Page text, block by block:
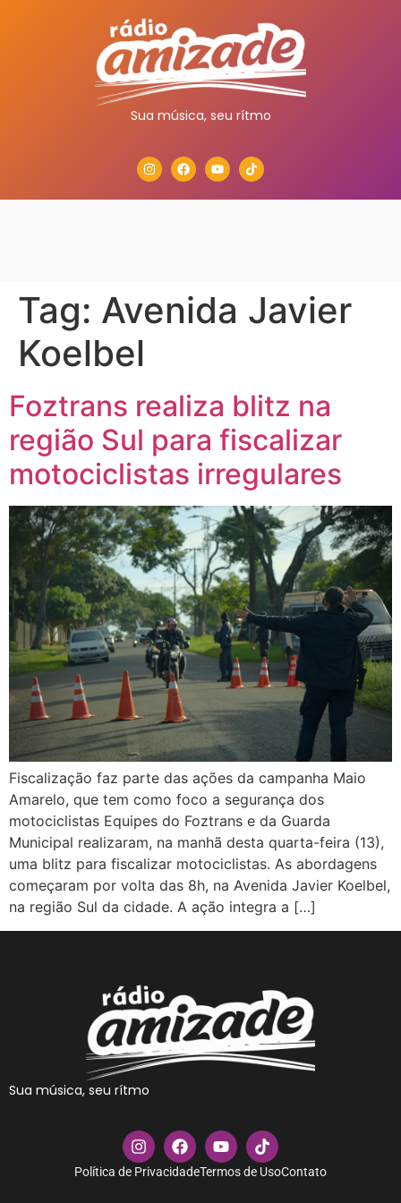
Sua música, seu rítmo
Tag: Avenida Javier
Koelbel
Foztrans realiza blitz na
região Sul para fiscalizar
motociclistas irregulares
Fiscalização faz parte das ações da campanha Maio
Amarelo, que tem como foco a segurança dos
motociclistas Equipes do Foztrans e da Guarda
Municipal realizaram, na manhã desta quarta-feira (13),
uma blitz para fiscalizar motociclistas. As abordagens
começaram por volta das 8h, na Avenida Javier Koelbel,
na região Sul da cidade. A ação integra a […]
Sua música, seu rítmo
Política de PrivacidadeTermos de UsoContato